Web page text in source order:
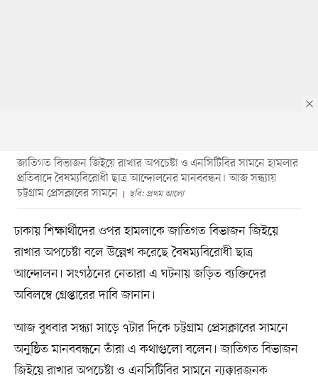
জাতিগত বিভাজন জিইয়ে রাখার অপচেষ্টা ও এনসিটিবির সামনে হামলার
প্রতিবাদে বৈষম্যবিরোধী ছাত্র আন্দোলনের মানববন্ধন। আজ সন্ধ্যায়
চট্টগ্রাম প্রেসক্লাবের সামনে
ছবি: প্রথম আলো
ঢাকায় শিক্ষার্থীদের ওপর হামলাকে জাতিগত বিভাজন জিইয়ে
রাখার অপচেষ্টা বলে উল্লেখ করেছে বৈষম্যবিরোধী ছাত্র
আন্দোলন। সংগঠনের নেতারা এ ঘটনায় জড়িত ব্যক্তিদের
অবিলম্বে গ্রেপ্তারের দাবি জানান।
আজ বুধবার সন্ধ্যা সাড়ে ৭টার দিকে চট্টগ্রাম প্রেসক্লাবের সামনে
অনুষ্ঠিত মানববন্ধনে তাঁরা এ কথাগুলো বলেন। জাতিগত বিভাজন
জিইয়ে রাখার অপচেষ্টা ও এনসিটিবির সামনে ন্যক্কারজনক